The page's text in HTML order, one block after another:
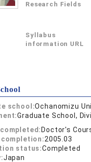
Research Fields
Syllabus
information URL
school:Ochanomizu
Graduate School,
Doctor's
2005.03
status:Completed
Japan